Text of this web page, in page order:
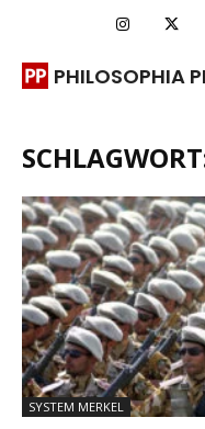
PHILOSOPHIA
SYSTEM MERKEL